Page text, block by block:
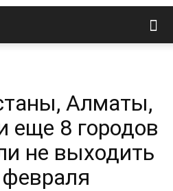
Алматы,
8 городов
не выходить